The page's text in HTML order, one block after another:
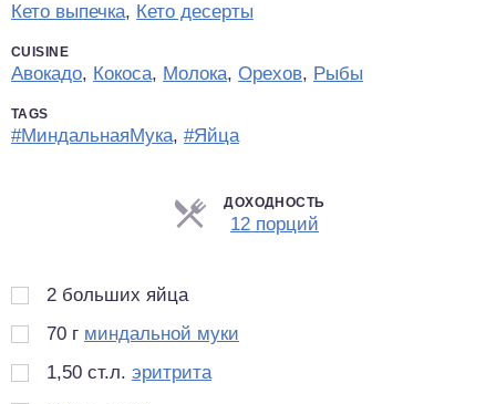
Кето выпечка, Кето десерты
CUISINE
Авокадо, Кокоса, Молока, Орехов, Рыбы
TAGS
#МиндальнаяМука, #Яйца
ДОХОДНОСТЬ
12 порций
2 больших яйца
70 г миндальной муки
1,50 ст.л. эритрита